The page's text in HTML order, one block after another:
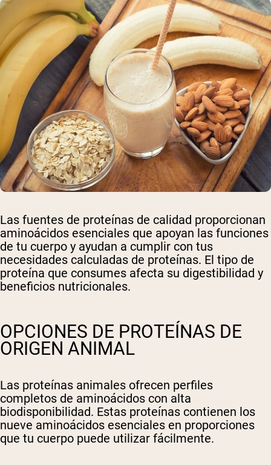
Las fuentes de proteínas de calidad proporcionan
aminoácidos esenciales que apoyan las funciones
de tu cuerpo y ayudan a cumplir con tus
necesidades calculadas de proteínas. El tipo de
proteína que consumes afecta su digestibilidad y
beneficios nutricionales.
OPCIONES DE PROTEÍNAS DE
ORIGEN ANIMAL
Las proteínas animales ofrecen perfiles
completos de aminoácidos con alta
biodisponibilidad. Estas proteínas contienen los
nueve aminoácidos esenciales en proporciones
que tu cuerpo puede utilizar fácilmente.